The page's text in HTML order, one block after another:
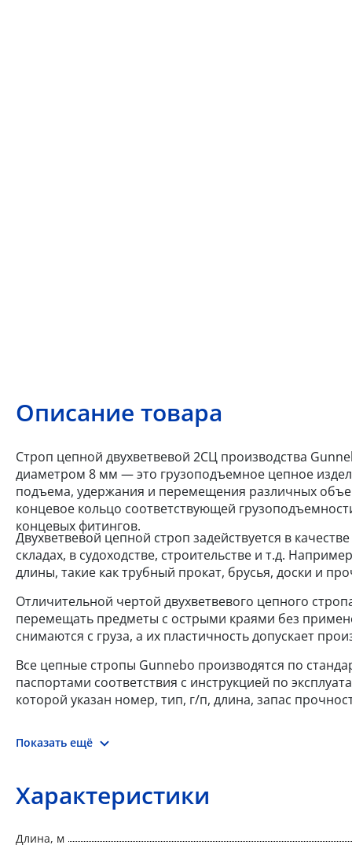
Описание товара
Строп цепной двухветвевой 2СЦ производства
диаметром 8 мм — это грузоподъемное цепное
подъема, удержания и перемещения различных
концевое кольцо соответствующей
концевых фитингов.
Двухветвевой цепной строп задействуется в
складах, в судоходстве, строительстве и т.д.
длины, такие как трубный прокат, брусья, доски и
Отличительной чертой двухветвевого цепного
перемещать предметы с острыми краями без
снимаются с груза, а их пластичность допускает
Все цепные стропы Gunnebo производятся по
паспортами соответствия с инструкцией по
которой указан номер, тип, г/п, длина, запас
Показать ещё
Характеристики
Длина, м